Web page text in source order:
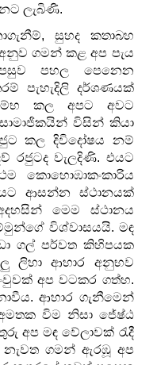
ලැබිණි.
සුහද කතාබහ
ගමන් කළ අප පැය
පහල පෙනෙන
පැහැදිලි දර්ශණයක්
කල අපට අවට
විසින් කියා
කල දිවිදෝෂය නම්
රජුටද වැලදිණි. එයට
කොහොඹාකංකාරිය
ආසන්න ස්ථානයක්
මෙම ස්ථානය
විශ්වාසයයි. මඳ
ගල් පර්වත කිහිපයක
ලිහා ආහාර අනුභව
අප වටකර ගත්හ.
ආහාර ගැනීමෙන්
විම නිසා ජේෂ්ඨ
අප මඳ වේලාවක් රැදී
ගමන් ඇරඹූ අප